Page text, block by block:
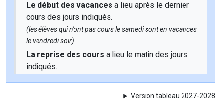
Le début des vacances a lieu après le dernier
cours des jours indiqués.
(les élèves qui n'ont pas cours le samedi sont en vacances
le vendredi soir)
La reprise des cours a lieu le matin des jours
indiqués.
Version tableau 2027-2028